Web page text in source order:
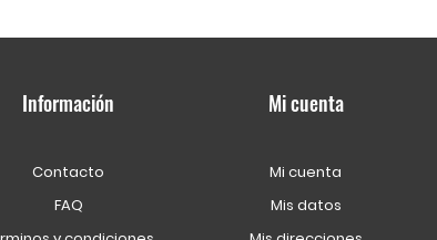
Información
Contacto
FAQ
Mi cuenta
Mi cuenta
Mis datos